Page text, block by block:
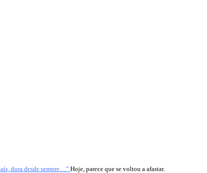
dura desde sempre…” Hoje, parece que se voltou a afastar.